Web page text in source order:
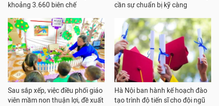
khoảng 3.660 biên chế
cần sự chuẩn bị kỹ càng
Sau sắp xếp, việc điều phối giáo
viên mầm non thuận lợi, đề xuất
Hà Nội ban hành kế hoạch đào
tạo trình độ tiến sĩ cho đội ngũ